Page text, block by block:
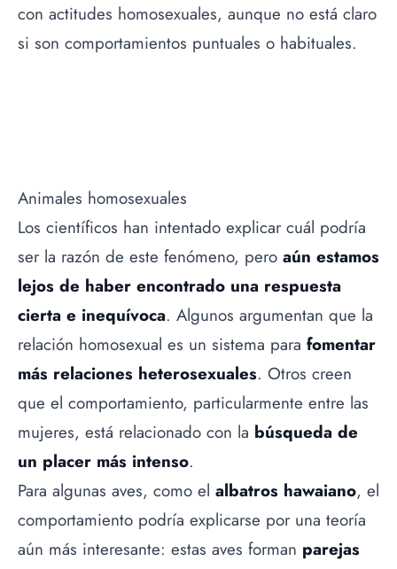
con actitudes homosexuales, aunque no está claro
si son comportamientos puntuales o habituales.
Animales homosexuales
Los científicos han intentado explicar cuál podría
ser la razón de este fenómeno, pero aún estamos
lejos de haber encontrado una respuesta
cierta e inequívoca. Algunos argumentan que la
relación homosexual es un sistema para fomentar
más relaciones heterosexuales. Otros creen
que el comportamiento, particularmente entre las
mujeres, está relacionado con la búsqueda de
un placer más intenso.
Para algunas aves, como el albatros hawaiano, el
comportamiento podría explicarse por una teoría
aún más interesante: estas aves forman parejas